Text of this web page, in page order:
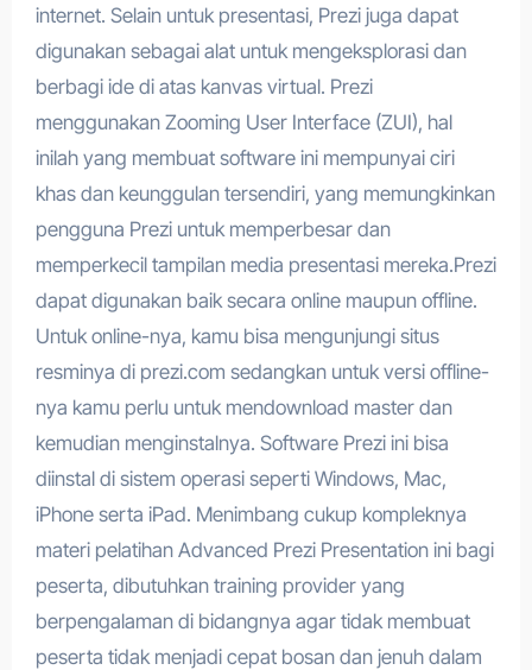
internet. Selain untuk presentasi, Prezi juga dapat
digunakan sebagai alat untuk mengeksplorasi dan
berbagi ide di atas kanvas virtual. Prezi
menggunakan Zooming User Interface (ZUI), hal
inilah yang membuat software ini mempunyai ciri
khas dan keunggulan tersendiri, yang memungkinkan
pengguna Prezi untuk memperbesar dan
memperkecil tampilan media presentasi mereka.Prezi
dapat digunakan baik secara online maupun offline.
Untuk online-nya, kamu bisa mengunjungi situs
resminya di prezi.com sedangkan untuk versi offline-
nya kamu perlu untuk mendownload master dan
kemudian menginstalnya. Software Prezi ini bisa
diinstal di sistem operasi seperti Windows, Mac,
iPhone serta iPad. Menimbang cukup kompleknya
materi pelatihan Advanced Prezi Presentation ini bagi
peserta, dibutuhkan training provider yang
berpengalaman di bidangnya agar tidak membuat
peserta tidak menjadi cepat bosan dan jenuh dalam